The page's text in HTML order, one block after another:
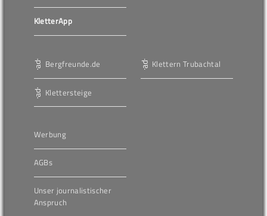
KletterApp
Bergfreunde.de
Klettersteige
Klettern Trubachtal
Werbung
AGBs
Unser journalistischer
Anspruch